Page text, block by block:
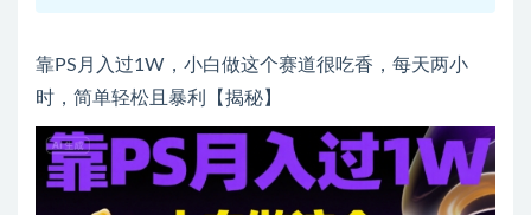
靠PS月入过1W，小白做这个赛道很吃香，每天两小
时，简单轻松且暴利【揭秘】